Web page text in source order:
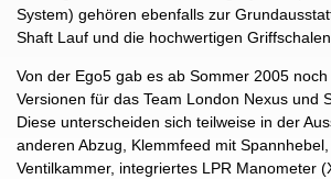
System) gehören ebenfalls zur
Shaft Lauf und die hochwertigen
Von der Ego5 gab es ab Sommer 2005
Versionen für das Team London Nexus und
Diese unterscheiden sich teilweise in der
anderen Abzug, Klemmfeed mit
Ventilkammer, integriertes LPR Manometer